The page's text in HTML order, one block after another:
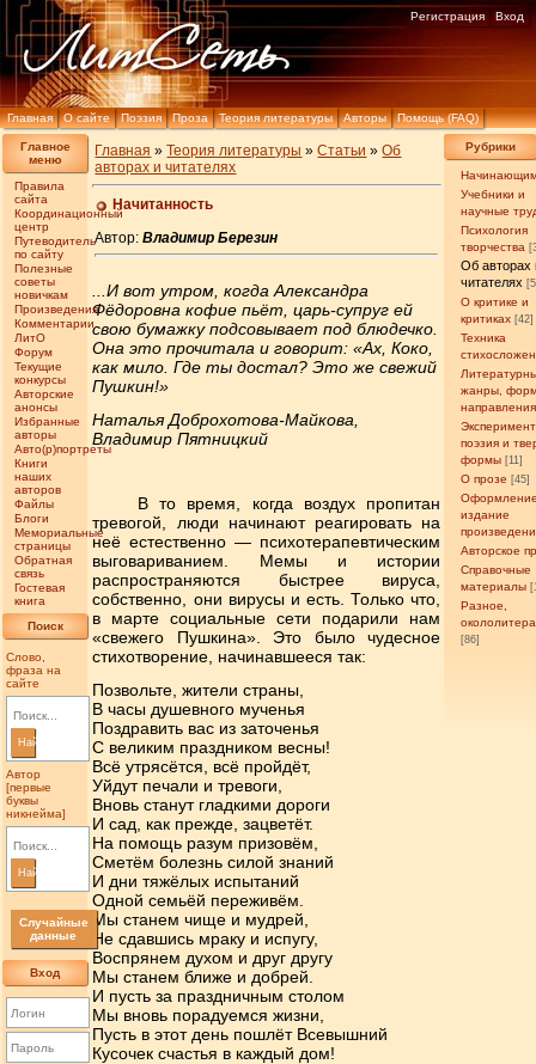
Главная О сайте Поэзия Проза Теория литературы Авторы Помощь (FAQ)
Регистрация Вход
Главное
меню
Правила
сайта
Координационный
центр
Путеводитель
по сайту
Полезные
советы
новичкам
Произведения
Комментарии
ЛитО
Форум
Текущие
конкурсы
Авторские
анонсы
Избранные
авторы
Авто(р)портреты
Книги
наших
авторов
Файлы
Блоги
Мемориальные
страницы
Обратная
связь
Гостевая
книга
Поиск
Слово,
фраза на
сайте
Найти
Автор
[первые
буквы
никнейма]
Найти
Случайные
данные
Вход
Рубрики
Учебники и
научные
Психология
творчества
Об авторах
читателях
О критике и
критиках [42]
Техника
жанры,
направления
поэзия и
формы [11]
О прозе [45]
издание
Авторское
Справочные
материалы
Разное,
[86]
Главная »Теория литературы »Статьи »Об
авторах и читателях
Начитанность
Автор:Владимир Березин
...И вот утром, когда Александра
Фёдоровна кофие пьёт, царь-супруг ей
свою бумажку подсовывает под блюдечко.
Она это прочитала и говорит: «Ах, Коко,
как мило. Где ты достал? Это же свежий
Пушкин!»
Наталья Доброхотова-Майкова,
Владимир Пятницкий
В то время, когда воздух пропитан
тревогой, люди начинают реагировать на
неё естественно — психотерапевтическим
выговариванием. Мемы и истории
распространяются быстрее вируса,
собственно, они вирусы и есть. Только что,
в марте социальные сети подарили нам
«свежего Пушкина». Это было чудесное
стихотворение, начинавшееся так:
Позвольте, жители страны,
В часы душевного мученья
Поздравить вас из заточенья
С великим праздником весны!
Всё утрясётся, всё пройдёт,
Уйдут печали и тревоги,
Вновь станут гладкими дороги
И сад, как прежде, зацветёт.
На помощь разум призовём,
Сметём болезнь силой знаний
И дни тяжёлых испытаний
Одной семьёй переживём.
Мы станем чище и мудрей,
Не сдавшись мраку и испугу,
Воспрянем духом и друг другу
Мы станем ближе и добрей.
И пусть за праздничным столом
Мы вновь порадуемся жизни,
Пусть в этот день пошлёт Всевышний
Кусочек счастья в каждый дом!